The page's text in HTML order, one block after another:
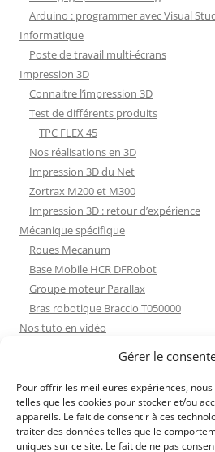
Gérer le
Pour offrir les meilleures expériences,
telles que les cookies pour stocker et/ou
appareils. Le fait de consentir à ces
traiter des données telles que le
uniques sur ce site. Le fait de ne pas
Arduino : programmer avec Visual
Informatique
Poste de travail multi-écrans
Impression 3D
Connaitre l’impression 3D
Test de différents produits
TPC FLEX 45
Nos réalisations en 3D
Impression 3D du Net
Zortrax M200 et M300
Impression 3D : retour d’expérience
Mécanique spécifique
Roues Mecanum
Base Mobile HCR DFRobot
Groupe moteur Parallax
Bras robotique Braccio T050000
Nos tuto en vidéo
Les Moteurs Pas à Pas
Projets Processing
Amélioration de l’habitat
Tir sportif